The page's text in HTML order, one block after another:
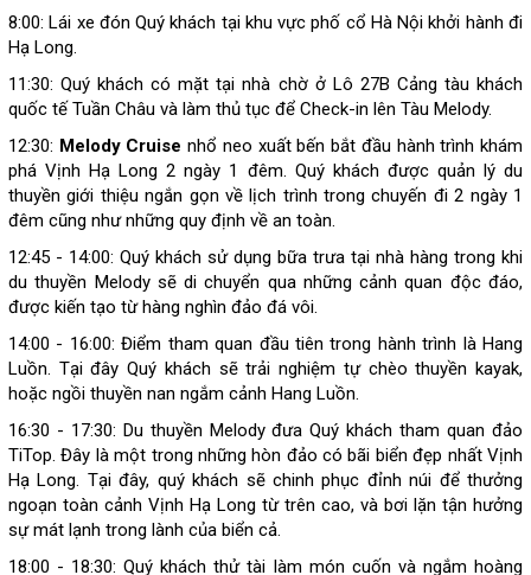
8:00: Lái xe đón Quý khách tại khu vực phố cổ Hà Nội khởi hành đi
Hạ Long.
11:30: Quý khách có mặt tại nhà chờ ở Lô 27B Cảng tàu khách
quốc tế Tuần Châu và làm thủ tục để Check-in lên Tàu Melody.
12:30: Melody Cruise nhổ neo xuất bến bắt đầu hành trình khám
phá Vịnh Hạ Long 2 ngày 1 đêm. Quý khách được quản lý du
thuyền giới thiệu ngắn gọn về lịch trình trong chuyến đi 2 ngày 1
đêm cũng như những quy định về an toàn.
12:45 - 14:00: Quý khách sử dụng bữa trưa tại nhà hàng trong khi
du thuyền Melody sẽ di chuyển qua những cảnh quan độc đáo,
được kiến tạo từ hàng nghìn đảo đá vôi.
14:00 - 16:00: Điểm tham quan đầu tiên trong hành trình là Hang
Luồn. Tại đây Quý khách sẽ trải nghiệm tự chèo thuyền kayak,
hoặc ngồi thuyền nan ngắm cảnh Hang Luồn.
16:30 - 17:30: Du thuyền Melody đưa Quý khách tham quan đảo
TiTop. Đây là một trong những hòn đảo có bãi biển đẹp nhất Vịnh
Hạ Long. Tại đây, quý khách sẽ chinh phục đỉnh núi để thưởng
ngoạn toàn cảnh Vịnh Hạ Long từ trên cao, và bơi lặn tận hưởng
sự mát lạnh trong lành của biển cả.
18:00 - 18:30: Quý khách thử tài làm món cuốn và ngắm hoàng